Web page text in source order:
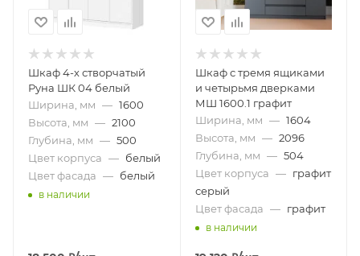
Шкаф 4-х створчатый
Руна ШК 04 белый
Ширина, мм — 1600
Высота, мм — 2100
Глубина, мм — 500
Цвет корпуса — белый
Цвет фасада — белый
в наличии
Шкаф с тремя ящиками
и четырьмя дверками
МШ 1600.1 графит
Ширина, мм — 1604
Высота, мм — 2096
Глубина, мм — 504
Цвет корпуса — графит
серый
Цвет фасада — графит
в наличии